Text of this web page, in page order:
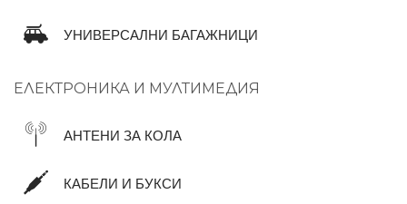
УНИВЕРСАЛНИ БАГАЖНИЦИ
ЕЛЕКТРОНИКА И МУЛТИМЕДИЯ
АНТЕНИ ЗА КОЛА
КАБЕЛИ И БУКСИ